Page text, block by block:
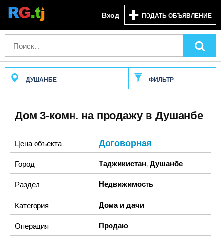
Вход ПОДАТЬ ОБЪЯВЛЕНИЕ
ДУШАНБЕ ФИЛЬТР
Дом 3-комн. на продажу в Душанбе
Цена объекта Договорная
Город Таджикистан,Душанбе
Раздел Недвижимость
Категория Дома и дачи
Операция Продаю